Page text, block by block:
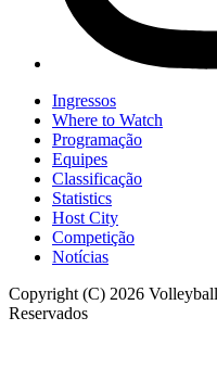
Ingressos
Where to Watch
Programação
Equipes
Classificação
Statistics
Host City
Competição
Notícias
Copyright (C) 2026
Reservados